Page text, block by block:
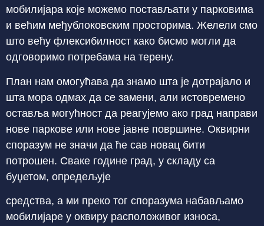
мобилијара које можемо постављати у парковима
и већим међублоковским просторима. Желели смо
што већу флексибилност како бисмо могли да
одговоримо потребама на терену.
План нам омогућава да знамо шта је дотрајало и
шта мора одмах да се замени, али истовремено
оставља могућност да реагујемо ако град направи
нове паркове или нове јавне површине. Оквирни
споразум не значи да ће сав новац бити
потрошен. Сваке године град, у складу са
буџетом, опредељује
средства, а ми преко тог споразума набављамо
мобилијаре у оквиру расположивог износа,